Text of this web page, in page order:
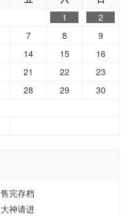
1
2
7 8
9
14 15
16
21 22
23
28 29
30
售完存档
大神请进